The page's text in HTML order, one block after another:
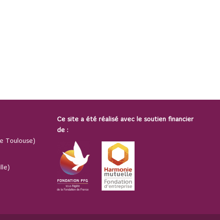
Toulouse)
Ce site a été réalisé avec le soutien financier
de :